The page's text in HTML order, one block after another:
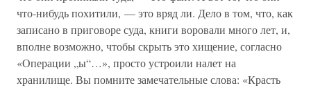
что-нибудь похитили, — это вряд ли. Дело в том, что, как
записано в приговоре суда, книги воровали много лет, и,
вполне возможно, чтобы скрыть это хищение, согласно
«Операции „ы“…», просто устроили налет на
хранилище. Вы помните замечательные слова: «Красть